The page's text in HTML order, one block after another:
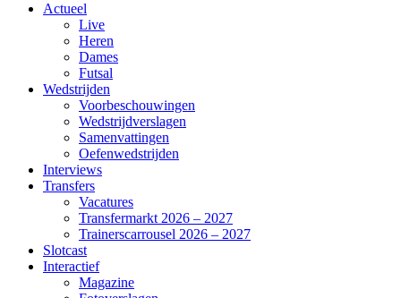
Actueel
Live
Heren
Dames
Futsal
Wedstrijden
Voorbeschouwingen
Wedstrijdverslagen
Samenvattingen
Oefenwedstrijden
Interviews
Transfers
Vacatures
Transfermarkt 2026 – 2027
Trainerscarrousel 2026 – 2027
Slotcast
Interactief
Magazine